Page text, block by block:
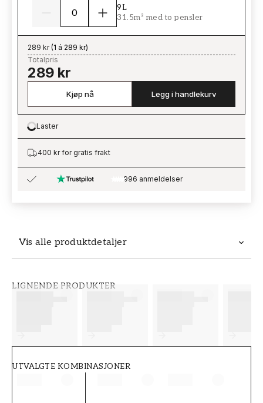
Vis alle produktdetaljer
LIGNENDE PRODUKTER
UTVALGTE KOMBINASJONER
9L
31.5m² med to pensler
289 kr(1 á 289 kr)
Totalpris
289 kr
Kjøp nå Legg i handlekurv
Loading…
Laster
400 kr for gratis frakt
996 anmeldelser